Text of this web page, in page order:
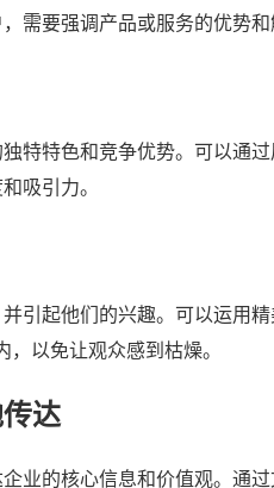
需要强调产品或服务的优势和
特特色和竞争优势。可以通
吸引力。
引起他们的兴趣。可以运用
以免让观众感到枯燥。
达
业的核心信息和价值观。通